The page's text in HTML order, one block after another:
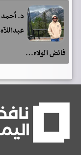
د. أحمد
عبداللآه
فائض الولاء…